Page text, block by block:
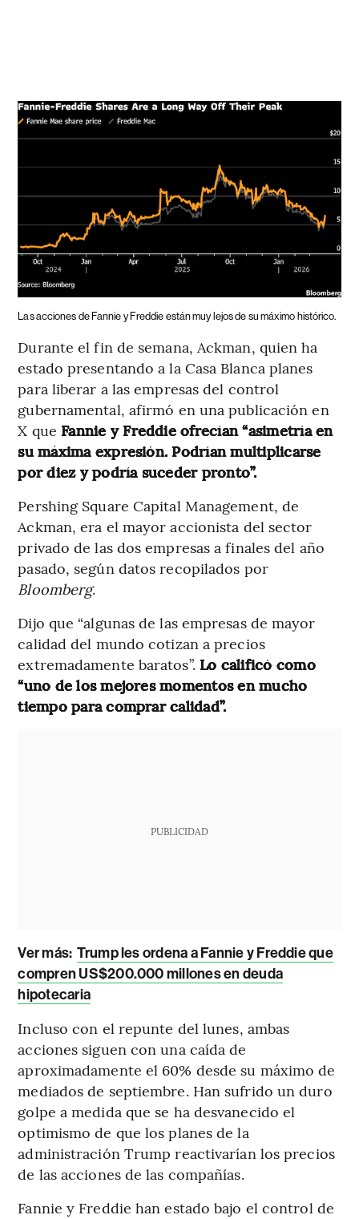
Las acciones de Fannie y Freddie están muy lejos de su máximo histórico.
Durante el fin de semana, Ackman, quien ha
estado presentando a la Casa Blanca planes
para liberar a las empresas del control
gubernamental, afirmó en una publicación en
X que Fannie y Freddie ofrecían “asimetría en
su máxima expresión. Podrían multiplicarse
por diez y podría suceder pronto”.
Pershing Square Capital Management, de
Ackman, era el mayor accionista del sector
privado de las dos empresas a finales del año
pasado, según datos recopilados por
Bloomberg.
Dijo que “algunas de las empresas de mayor
calidad del mundo cotizan a precios
extremadamente baratos”. Lo calificó como
“uno de los mejores momentos en mucho
tiempo para comprar calidad”.
PUBLICIDAD
Ver más: Trump les ordena a Fannie y Freddie que
compren US$200.000 millones en deuda
hipotecaria
Incluso con el repunte del lunes, ambas
acciones siguen con una caída de
aproximadamente el 60% desde su máximo de
mediados de septiembre. Han sufrido un duro
golpe a medida que se ha desvanecido el
optimismo de que los planes de la
administración Trump reactivarían los precios
de las acciones de las compañías.
Fannie y Freddie han estado bajo el control de